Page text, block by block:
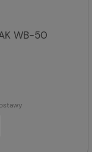
WB-50